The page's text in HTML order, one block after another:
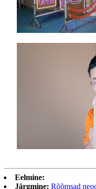
Eelmine:
Järgmine: Rõõmsad